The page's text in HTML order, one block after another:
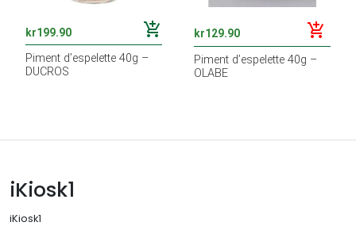
kr199.90 add_shopping_cart
Piment d’espelette 40g –
DUCROS
kr129.90 add_shopping_cart
Piment d’espelette 40g –
OLABE
iKiosk1
iKiosk1